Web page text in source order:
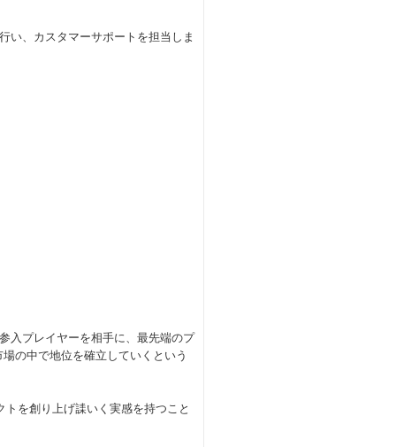
い、カスタマーサポートを担当しま
入プレイヤーを相手に、最先端のプ
の中で地位を確立していくという
を創り上げ䛶いく実感を持つこと